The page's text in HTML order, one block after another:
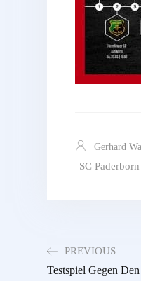
Gerhard
SC
PREVIOUS
Testspiel Gegen